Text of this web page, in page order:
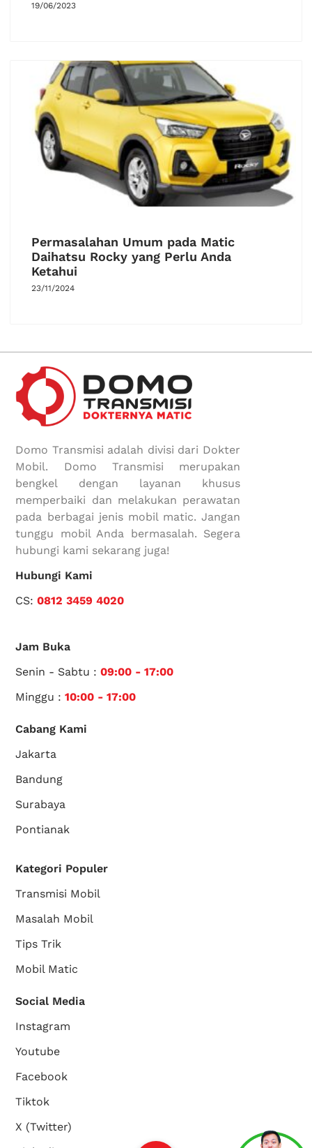
19/06/2023
Permasalahan Umum pada Matic
Daihatsu Rocky yang Perlu Anda
Ketahui
23/11/2024
Domo Transmisi adalah divisi dari Dokter
Mobil. Domo Transmisi merupakan
bengkel dengan layanan khusus
memperbaiki dan melakukan perawatan
pada berbagai jenis mobil matic. Jangan
tunggu mobil Anda bermasalah. Segera
hubungi kami sekarang juga!
Hubungi Kami
CS:0812 3459 4020
Jam Buka
Senin - Sabtu :09:00 - 17:00
Minggu :10:00 - 17:00
Cabang Kami
Jakarta
Bandung
Surabaya
Pontianak
Kategori Populer
Transmisi Mobil
Masalah Mobil
Tips Trik
Mobil Matic
Social Media
Instagram
Youtube
Facebook
Tiktok
X (Twitter)